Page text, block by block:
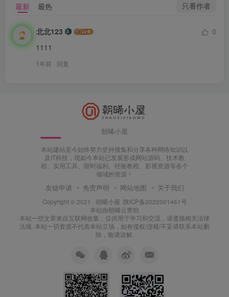
最新 最热 只看作者
北北123
0
1111
1年前 回复
朝晞小屋
本站建站至今始终努力坚持搜集和分享各种网络知识以
及IT科技，现如今本站已发展形成网站源码、技术教
程、实用工具、限时福利、经验教程、影视资源等各个
领域的资源！
友链申请 免责声明 网站地图 关于我们
Copyright © 2021 · 朝晞小屋 陕ICP备2022001461号
本站由朝晞云赞助
本站一些文章来自互联网收集，仅供用于学习和交流，请遵循相关法律
法规. 本站一切资源不代表本站立场，如有侵权/违规/不妥请联系本站删
除，敬请谅解.